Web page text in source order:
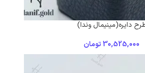
دایره(مینیمال وندا)
30,525,000تومان